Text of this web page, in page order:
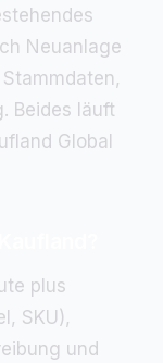
Neuanlage
Beides läuft
Global
plus
SKU),
und